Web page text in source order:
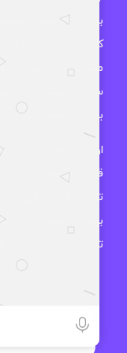
بوده و به صورت
کرده و محصولاتی که
مخاطب های خود
ساعت هوشمند و سایر
بهترین محصولات را
اوزمان دیجیتال این
قبل از موجود کردن
تایید ، کالا در
بهترین انتخاب را
تست بدون قید و شرط